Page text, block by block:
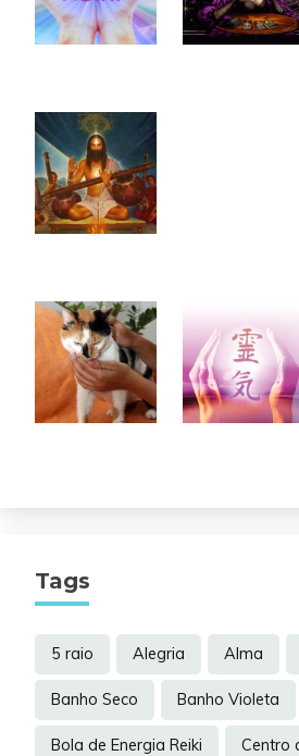
Tags
5 raio Alegria Alma
Banho Seco Banho Violeta
Bola de Energia Reiki Centro